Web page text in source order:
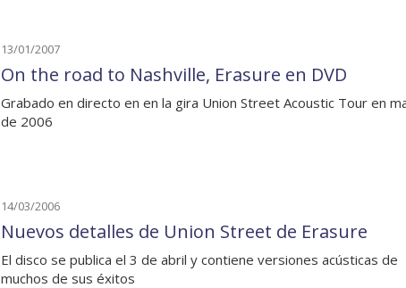
13/01/2007
On the road to Nashville, Erasure en DVD
Grabado en directo en en la gira Union Street Acoustic Tour en
de 2006
14/03/2006
Nuevos detalles de Union Street de Erasure
El disco se publica el 3 de abril y contiene versiones acústicas de
muchos de sus éxitos